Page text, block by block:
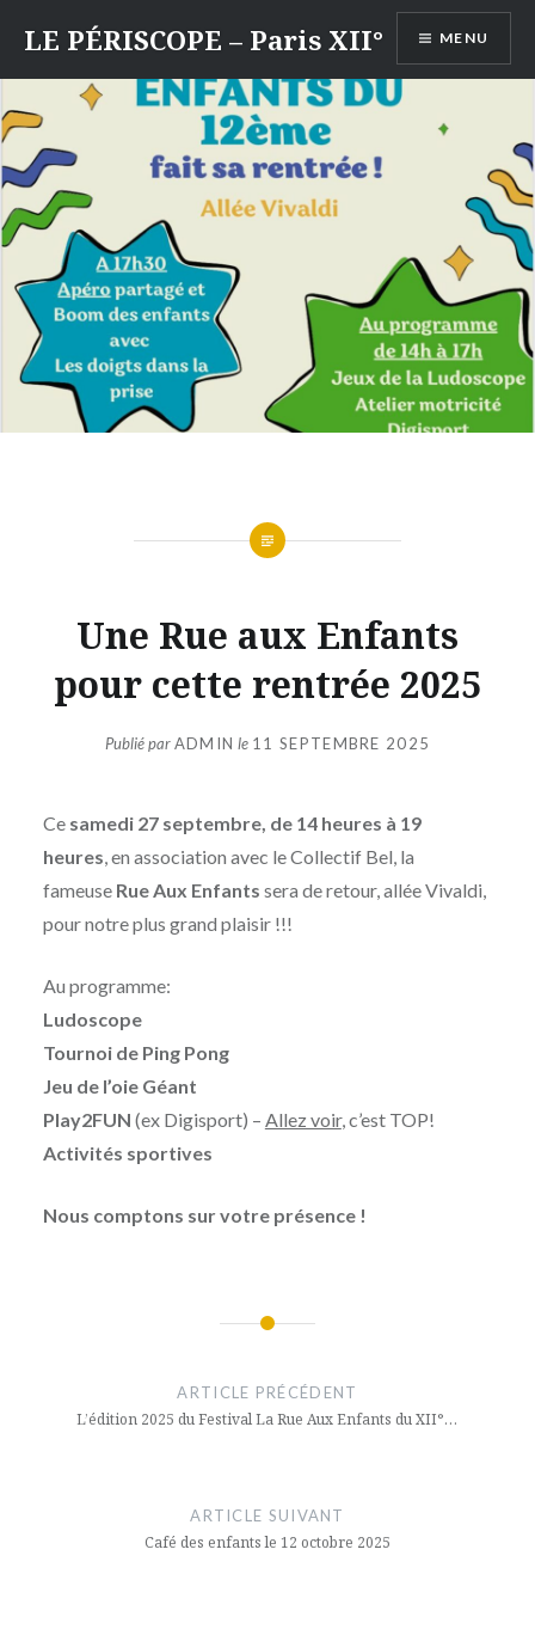
contenu
LE PÉRISCOPE – Paris XII° MENU
Une Rue aux Enfants
pour cette rentrée 2025
Publié parADMIN le 11 SEPTEMBRE 2025
Ce samedi 27 septembre, de 14 heures à 19
heures , en association avec le Collectif Bel, la
fameuse Rue Aux Enfants sera de retour, allée Vivaldi,
pour notre plus grand plaisir !!!
Au programme:
Ludoscope
Tournoi de Ping Pong
Jeu de l’oie Géant
Play2FUN (ex Digisport) – Allez voir, c’est TOP!
Activités sportives
Nous comptons sur votre présence !
l’article
ARTICLE PRÉCÉDENT
L’édition 2025 du Festival La Rue Aux Enfants du XII°…
ARTICLE SUIVANT
Café des enfants le 12 octobre 2025